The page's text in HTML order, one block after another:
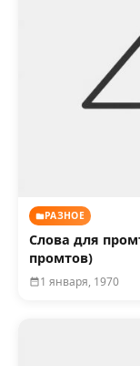
РАЗНОЕ
Слова для
промтов)
1 января, 1970